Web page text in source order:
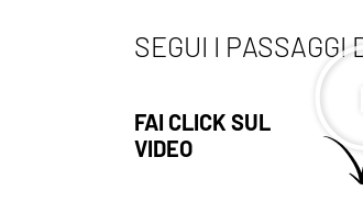
SEGUI I PASSAGGI
FAI CLICK SUL
VIDEO